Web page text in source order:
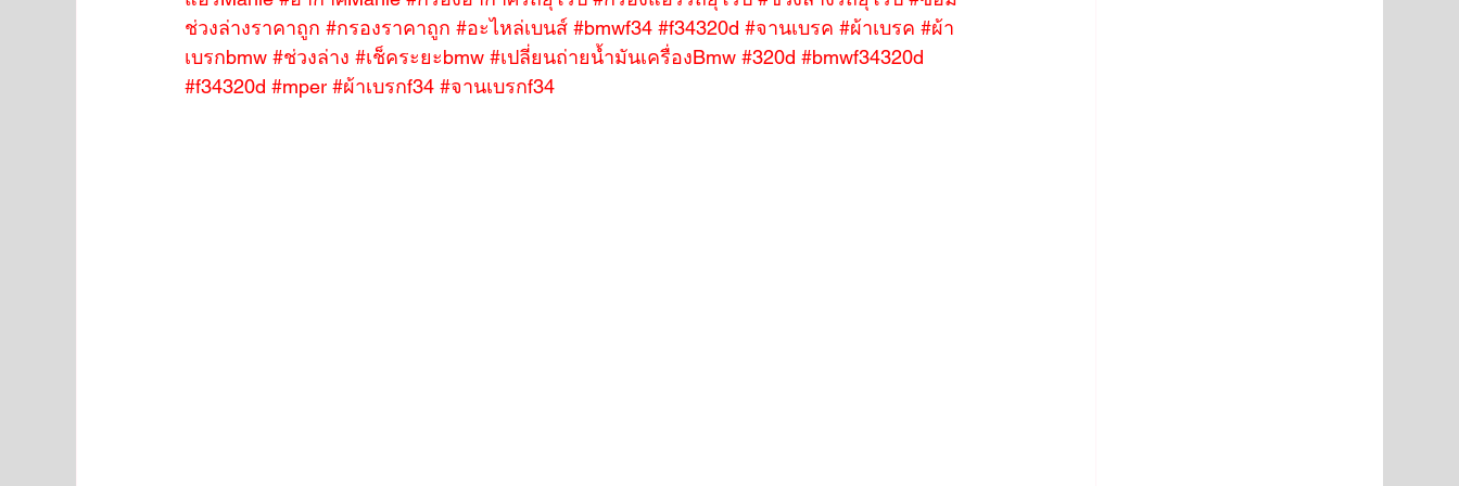
ช่วงล่างราคาถูก #กรองราคาถูก #อะไหล่เบนส์ #bmwf34 #f34320d #จานเบรค #ผ้าเบรค #ผ้า
เบรกbmw #ช่วงล่าง #เช็คระยะbmw #เปลี่ยนถ่ายน้ำมันเครื่องBmw #320d #bmwf34320d
#f34320d #mper #ผ้าเบรกf34 #จานเบรกf34